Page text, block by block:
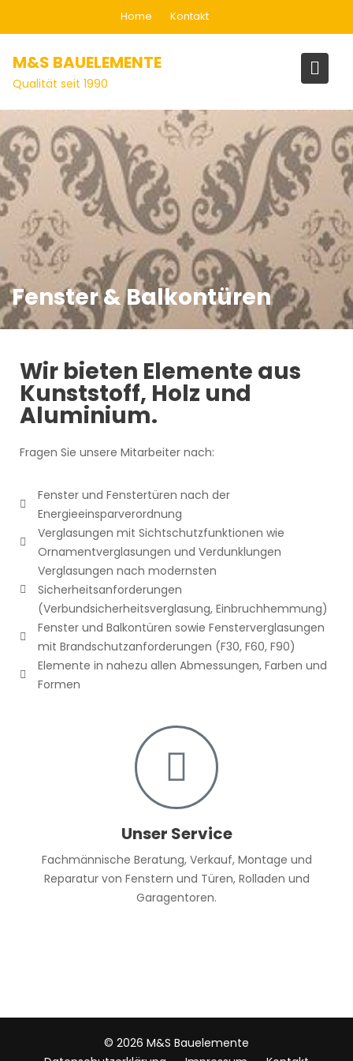
Home Kontakt
M&S BAUELEMENTE
Qualität seit 1990
Fenster & Balkontüren
Wir bieten Elemente aus
Kunststoff, Holz und
Aluminium.
Fragen Sie unsere Mitarbeiter nach:
Fenster und Fenstertüren nach der
Energieeinsparverordnung
Verglasungen mit Sichtschutzfunktionen wie
Ornamentverglasungen und Verdunklungen
Verglasungen nach modernsten
Sicherheitsanforderungen
(Verbundsicherheitsverglasung, Einbruchhemmung)
Fenster und Balkontüren sowie Fensterverglasungen
mit Brandschutzanforderungen (F30, F60, F90)
Elemente in nahezu allen Abmessungen, Farben und
Formen
Unser Service
Fachmännische Beratung, Verkauf, Montage und
Reparatur von Fenstern und Türen, Rolladen und
Garagentoren.
© 2026 M&S Bauelemente